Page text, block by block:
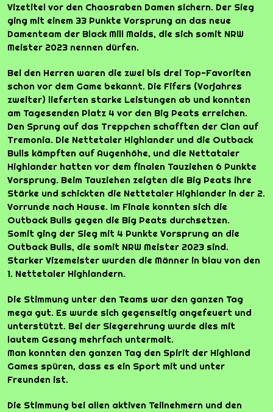
Vizetitel vor den Chaosraben Damen sichern. Der Sieg
ging mit einem 33 Punkte Vorsprung an das neue
Damenteam der Black Mill Maids, die sich somit NRW
Meister 2023 nennen dürfen.
Bei den Herren waren die zwei bis drei Top-Favoriten
schon vor dem Game bekannt. Die Fifers (Vorjahres
zweiter) lieferten starke Leistungen ab und konnten
am Tagesenden Platz 4 vor den Big Peats erreichen.
Den Sprung auf das Treppchen schafften der Clan auf
Tremonia. Die Nettetaler Highlander und die Outback
Bulls kämpften auf Augenhöhe, und die Nettataler
Highlander hatten vor dem finalen Tauziehen 6 Punkte
Vorsprung. Beim Tauziehen zeigten die Big Peats ihre
Stärke und schickten die Nettetaler Highlander in der 2.
Vorrunde nach Hause. Im Finale konnten sich die
Outback Bulls gegen die Big Peats durchsetzen.
Somit ging der Sieg mit 4 Punkte Vorsprung an die
Outback Bulls, die somit NRW Meister 2023 sind.
Starker Vizemeister wurden die Männer in blau von den
1. Nettetaler Highlandern.
Die Stimmung unter den Teams war den ganzen Tag
mega gut. Es wurde sich gegenseitig angefeuert und
unterstützt. Bei der Siegerehrung wurde dies mit
lautem Gesang mehrfach untermalt.
Man konnten den ganzen Tag den Spirit der Highland
Games spüren, dass es ein Sport mit und unter
Freunden ist.
Die Stimmung bei allen aktiven Teilnehmern und den